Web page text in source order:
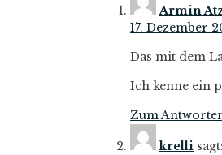
Armin
17. Dezember
Das mit dem
Ich kenne ein
Zum
krelli sagt: